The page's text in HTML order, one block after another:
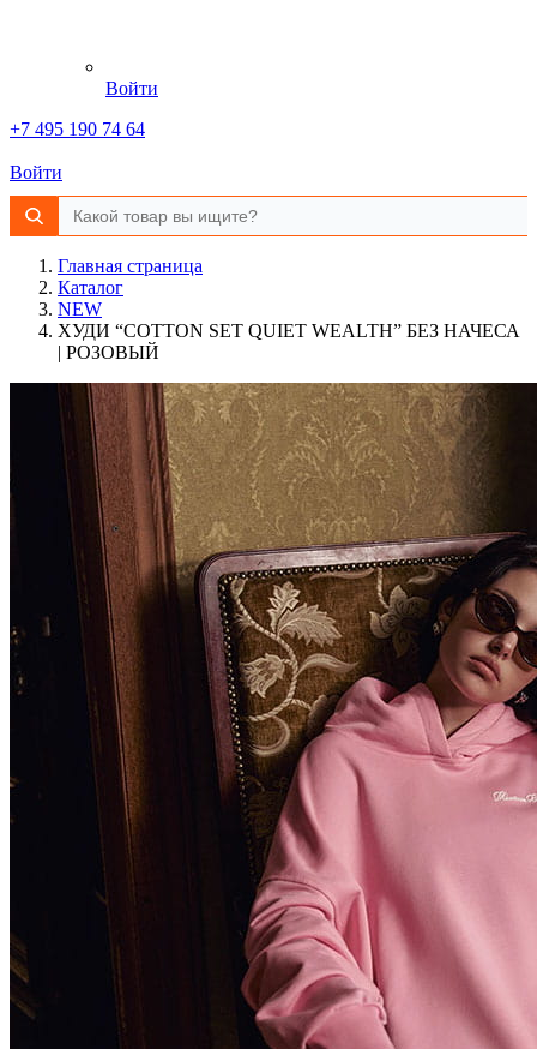
Войти
+7 495 190 74 64
Войти
Главная страница
Каталог
NEW
ХУДИ “COTTON SET QUIET WEALTH” БЕЗ НАЧЕСА
| РОЗОВЫЙ